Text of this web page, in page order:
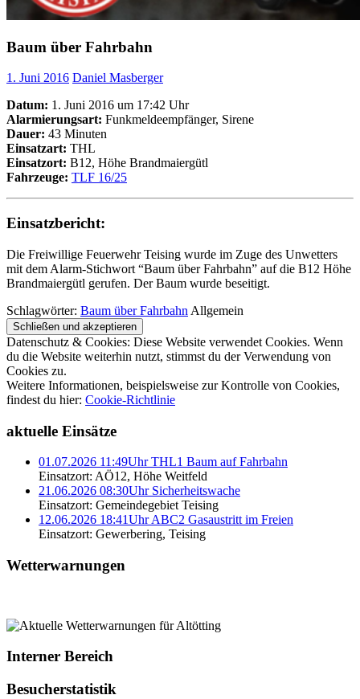
Baum über Fahrbahn
1. Juni 2016 Daniel Masberger
Datum: 1. Juni 2016 um 17:42 Uhr
Alarmierungsart: Funkmeldeempfänger, Sirene
Dauer: 43 Minuten
Einsatzart: THL
Einsatzort: B12, Höhe Brandmaiergütl
Fahrzeuge: TLF 16/25
Einsatzbericht:
Die Freiwillige Feuerwehr Teising wurde im Zuge des Unwetters
mit dem Alarm-Stichwort “Baum über Fahrbahn” auf die B12 Höhe
Brandmaiergütl gerufen. Der Baum wurde beseitigt.
Schlagwörter: Baum über Fahrbahn Allgemein
Datenschutz & Cookies: Diese Website verwendet Cookies. Wenn
du die Website weiterhin nutzt, stimmst du der Verwendung von
Cookies zu.
Weitere Informationen, beispielsweise zur Kontrolle von Cookies,
findest du hier: Cookie-Richtlinie
aktuelle Einsätze
01.07.2026 11:49Uhr THL1 Baum auf Fahrbahn
Einsatzort: AÖ12, Höhe Weitfeld
21.06.2026 08:30Uhr Sicherheitswache
Einsatzort: Gemeindegebiet Teising
12.06.2026 18:41Uhr ABC2 Gasaustritt im Freien
Einsatzort: Gewerbering, Teising
Wetterwarnungen
Interner Bereich
Besucherstatistik